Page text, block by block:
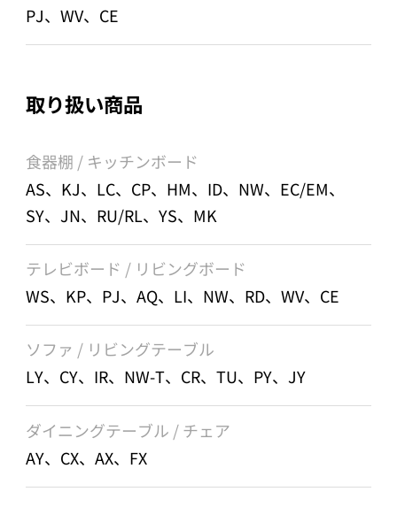
PJ、WV、CE
取り扱い商品
食器棚 / キッチンボード
AS、KJ、LC、CP、HM、ID、NW、EC/EM、
SY、JN、RU/RL、YS、MK
テレビボード / リビングボード
WS、KP、PJ、AQ、LI、NW、RD、WV、CE
ソファ / リビングテーブル
LY、CY、IR、NW-T、CR、TU、PY、JY
ダイニングテーブル / チェア
AY、CX、AX、FX